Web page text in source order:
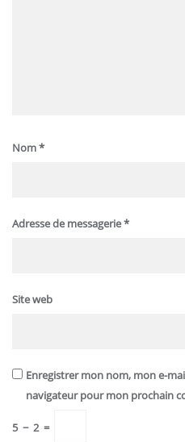
Nom*
Adresse de messagerie*
Site web
Enregistrer mon nom, mon e-
navigateur pour mon prochain
5 − 2 =